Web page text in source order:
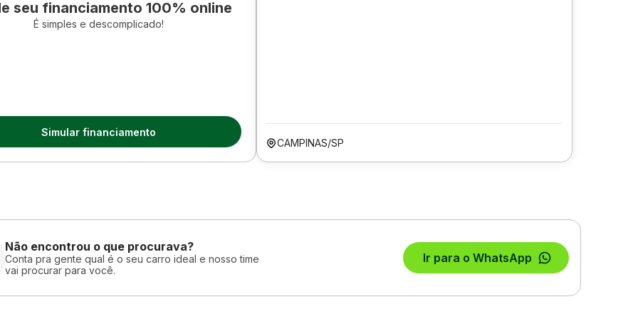
seu financiamento 100% online
É simples e descomplicado!
Simular financiamento
CAMPINAS/SP
Não encontrou o que procurava?
Conta pra gente qual é o seu carro ideal e nosso time
vai procurar para você.
Ir para o WhatsApp